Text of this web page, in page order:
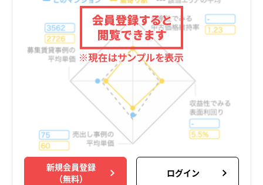
新規会員登録
（無料）
ログイン